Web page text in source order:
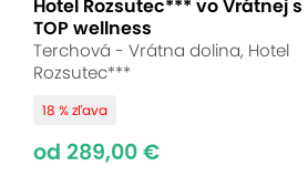
Hotel Rozsutec*** vo Vrátnej s
TOP wellness
Terchová - Vrátna dolina, Hotel
Rozsutec***
18 % zľava
od 289,00 €